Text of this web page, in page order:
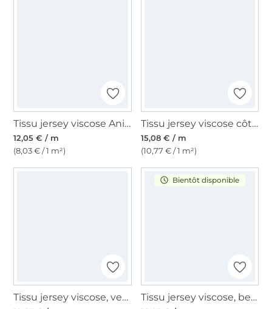
Tissu jersey viscose Animal Skin, greige
12,05 € / m
(8,03 € / 1 m²)
Tissu jersey viscose côtelé gratté brushed, lie de vin
15,08 € / m
(10,77 € / 1 m²)
Tissu jersey viscose, vert clair
Bientôt disponible
Tissu jersey viscose, beige